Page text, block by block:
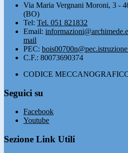
Via Maria Vergnani Moroni, 3 -
(BO)
Tel: Tel. 051 821832
Email:
mail
PEC:
C.F.: 80073690374
CODICE
Seguici su
Facebook
Youtube
Sezione Link Utili